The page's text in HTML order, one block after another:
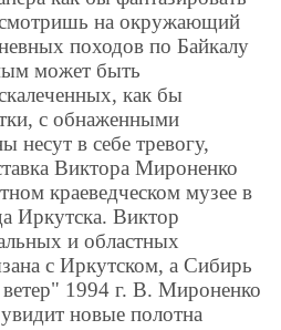
смотришь на окружающий
походов по Байкалу
может быть
как бы
с обнаженными
в себе тревогу,
Виктора Мироненко
краеведческом музее в
Иркутска. Виктор
и областных
с Иркутском, а Сибирь
1994 г. В. Мироненко
новые полотна